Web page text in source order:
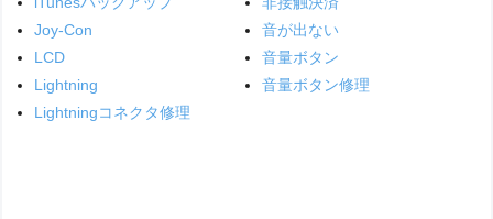
Joy-Con
LCD
Lightning
Lightningコネクタ修理
音が出ない
音量ボタン
音量ボタン修理